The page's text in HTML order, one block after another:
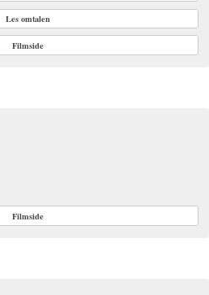
Les omtalen
Filmside
Filmside